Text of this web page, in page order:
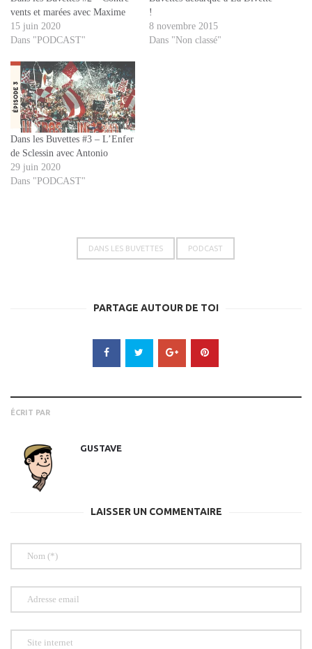
vents et marées avec Maxime
15 juin 2020
Dans "PODCAST"
!
8 novembre 2015
Dans "Non classé"
Dans les Buvettes #3 – L’Enfer
de Sclessin avec Antonio
29 juin 2020
Dans "PODCAST"
DANS LES BUVETTES PODCAST
PARTAGE AUTOUR DE TOI
ÉCRIT PAR
GUSTAVE
LAISSER UN COMMENTAIRE